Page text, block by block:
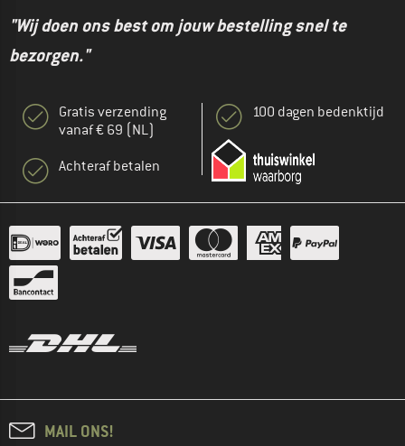
"Wij doen ons best om jouw bestelling snel te
bezorgen."
Gratis verzending
vanaf € 69 (NL)
Achteraf betalen
100 dagen bedenktijd
MAIL ONS!